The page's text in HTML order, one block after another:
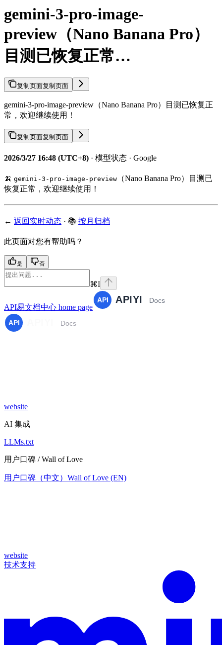
gemini-3-pro-image-
preview（Nano Banana Pro）
目测已恢复正常…
复制页面复制页面
gemini-3-pro-image-preview（Nano Banana Pro）目测已恢复正
常，欢迎继续使用！
复制页面复制页面
2026/3/27 16:48 (UTC+8) · 模型状态 · Google
🍌 gemini-3-pro-image-preview （Nano Banana Pro）目测已
恢复正常，欢迎继续使用！
← 返回实时动态 · 📚 按月归档
此页面对您有帮助吗？
是 否
⌘I
API易文档中心 home page
website
AI 集成
LLMs.txt
用户口碑 / Wall of Love
用户口碑（中文） Wall of Love (EN)
website
技术支持